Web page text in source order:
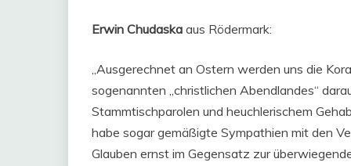
Erwin Chudaska aus Rödermark:
„Ausgerechnet an Ostern werden uns die
sogenannten „christlichen Abendlandes“
Stammtischparolen und heuchlerischem
habe sogar gemäßigte Sympathien mit den
Glauben ernst im Gegensatz zur